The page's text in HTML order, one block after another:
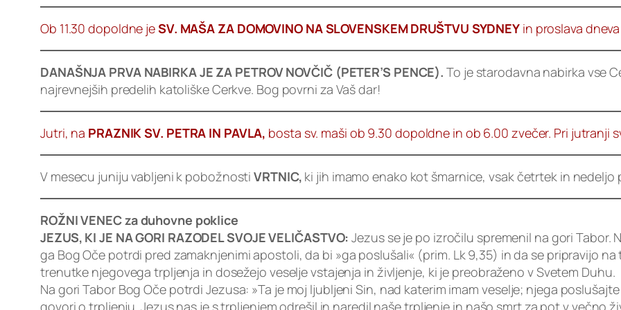
Ob 11.30 dopoldne jeSV. MAŠA ZA DOMOVINO NA SLOVENSKEM DRUŠTVU SYDNEY in proslava
DANAŠNJA PRVA NABIRKA JE ZA PETROV NOVČIČ (PETER’S PENCE).To je starodavna nabirka vse
najrevnejših predelih katoliške Cerkve. Bog povrni za Vaš dar!
Jutri, na PRAZNIK SV. PETRA IN PAVLA, bosta sv. maši ob 9.30 dopoldne in ob 6.00 zvečer. Pri jutranji
V mesecu juniju vabljeni k pobožnostiVRTNIC, ki jih imamo enako kot šmarnice, vsak četrtek in nedeljo
ROŽNI VENEC za duhovne poklice
JEZUS, KI JE NA GORI RAZODEL SVOJE VELIČASTVO:Jezus se je po izročilu spremenil na gori Tabor.
ga Bog Oče potrdi pred zamaknjenimi apostoli, da bi »ga poslušali« (prim. Lk 9,35) in da se pripravijo
trenutke njegovega trpljenja in dosežejo veselje vstajenja in življenje, ki je preobraženo v Svetem Duhu.
Na gori Tabor Bog Oče potrdi Jezusa: »Ta je moj ljubljeni Sin, nad katerim imam veselje; njega
govori o trpljenju. Jezus nas je s trpljenjem odrešil in naredil naše trpljenje in našo smrt za pot v večno